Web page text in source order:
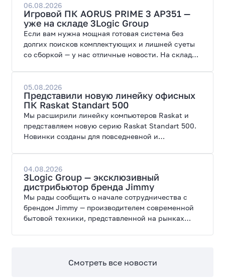
06.08.2026
Игровой ПК AORUS PRIME 3 AP351 —
уже на складе 3Logic Group
Если вам нужна мощная готовая система без
долгих поисков комплектующих и лишней суеты
со сборкой — у нас отличные новости. На склад
современных игр и работы с нейросетями.
05.08.2026
Представили новую линейку офисных
ПК Raskat Standart 500
Мы расширили линейку компьютеров Raskat и
представляем новую серию Raskat Standart 500.
Новинки созданы для повседневной и
широкие возможности модернизации.
04.08.2026
3Logic Group — эксклюзивный
дистрибьютор бренда Jimmy
Мы рады сообщить о начале сотрудничества с
брендом Jimmy — производителем современной
бытовой техники, представленной на рынках
Смотреть все новости